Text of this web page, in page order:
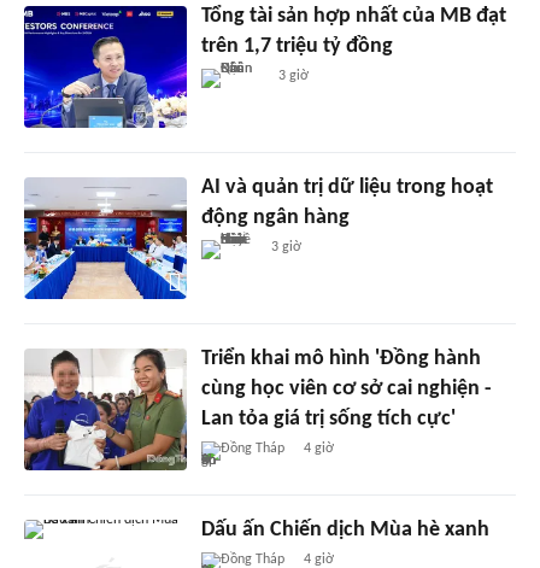
Tổng tài sản hợp nhất của MB đạt
trên 1,7 triệu tỷ đồng
3 giờ
AI và quản trị dữ liệu trong hoạt
động ngân hàng
3 giờ
Triển khai mô hình 'Đồng hành
cùng học viên cơ sở cai nghiện -
Lan tỏa giá trị sống tích cực'
Đồng Tháp 4 giờ
Dấu ấn Chiến dịch Mùa hè xanh
Đồng Tháp 4 giờ